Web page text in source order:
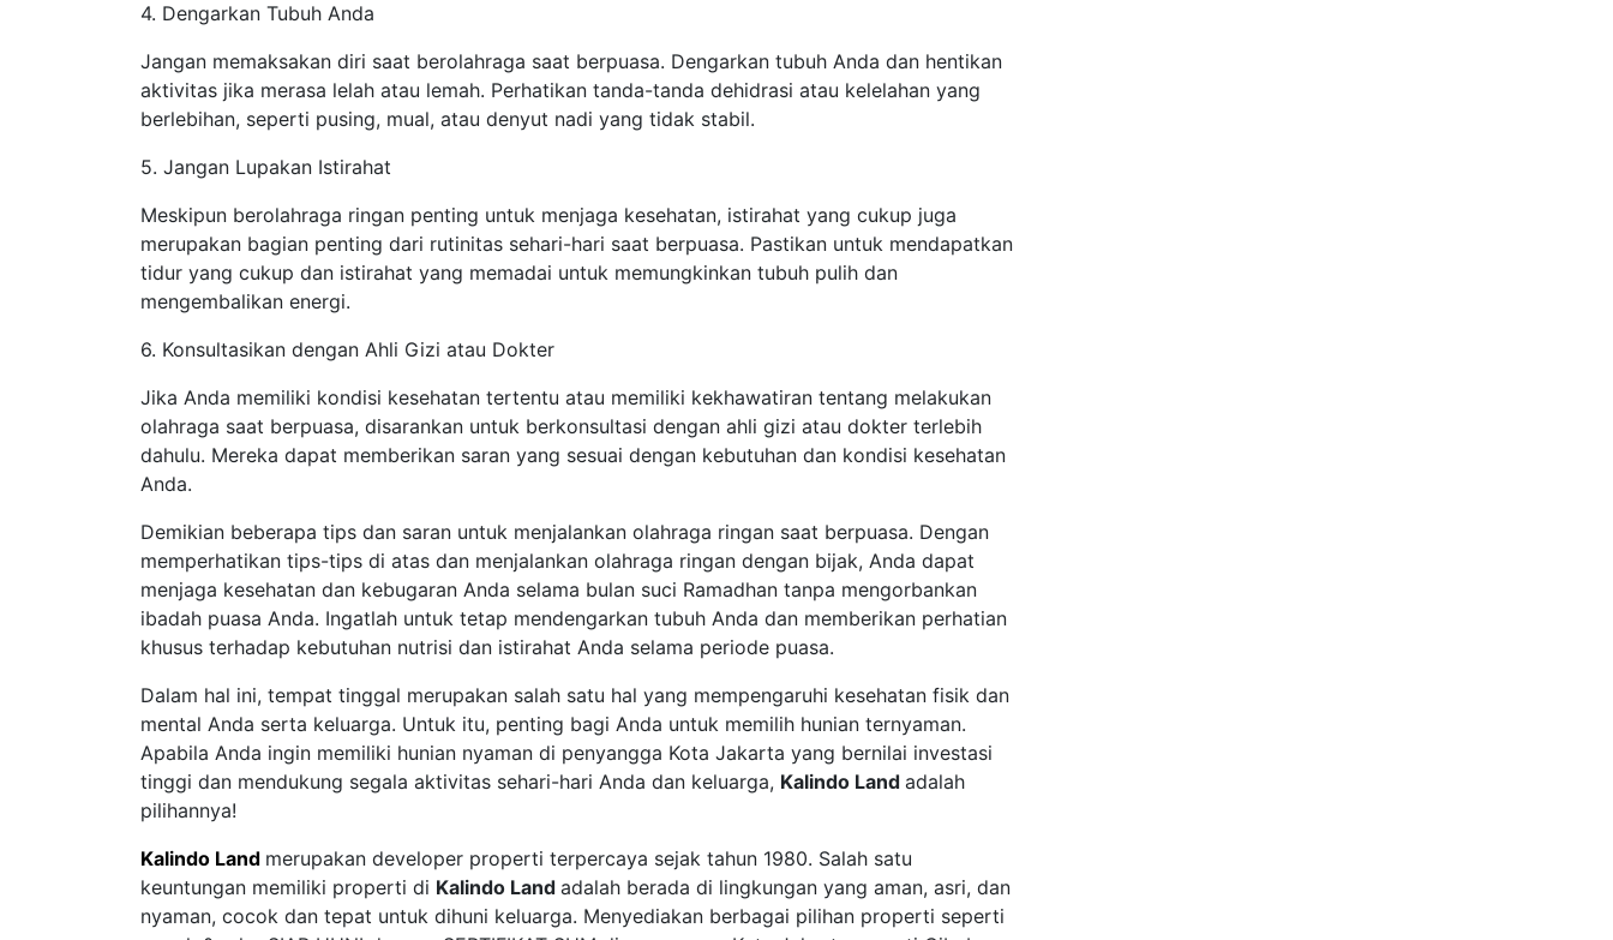
4. Dengarkan Tubuh Anda
Jangan memaksakan diri saat berolahraga saat berpuasa. Dengarkan tubuh Anda dan hentikan
aktivitas jika merasa lelah atau lemah. Perhatikan tanda-tanda dehidrasi atau kelelahan yang
berlebihan, seperti pusing, mual, atau denyut nadi yang tidak stabil.
5. Jangan Lupakan Istirahat
Meskipun berolahraga ringan penting untuk menjaga kesehatan, istirahat yang cukup juga
merupakan bagian penting dari rutinitas sehari-hari saat berpuasa. Pastikan untuk mendapatkan
tidur yang cukup dan istirahat yang memadai untuk memungkinkan tubuh pulih dan
mengembalikan energi.
6. Konsultasikan dengan Ahli Gizi atau Dokter
Jika Anda memiliki kondisi kesehatan tertentu atau memiliki kekhawatiran tentang melakukan
olahraga saat berpuasa, disarankan untuk berkonsultasi dengan ahli gizi atau dokter terlebih
dahulu. Mereka dapat memberikan saran yang sesuai dengan kebutuhan dan kondisi kesehatan
Anda.
Demikian beberapa tips dan saran untuk menjalankan olahraga ringan saat berpuasa. Dengan
memperhatikan tips-tips di atas dan menjalankan olahraga ringan dengan bijak, Anda dapat
menjaga kesehatan dan kebugaran Anda selama bulan suci Ramadhan tanpa mengorbankan
ibadah puasa Anda. Ingatlah untuk tetap mendengarkan tubuh Anda dan memberikan perhatian
khusus terhadap kebutuhan nutrisi dan istirahat Anda selama periode puasa.
Dalam hal ini, tempat tinggal merupakan salah satu hal yang mempengaruhi kesehatan fisik dan
mental Anda serta keluarga. Untuk itu, penting bagi Anda untuk memilih hunian ternyaman.
Apabila Anda ingin memiliki hunian nyaman di penyangga Kota Jakarta yang bernilai investasi
tinggi dan mendukung segala aktivitas sehari-hari Anda dan keluarga, Kalindo Land adalah
pilihannya!
Kalindo Land merupakan developer properti terpercaya sejak tahun 1980. Salah satu
keuntungan memiliki properti di Kalindo Land adalah berada di lingkungan yang aman, asri, dan
nyaman, cocok dan tepat untuk dihuni keluarga. Menyediakan berbagai pilihan properti seperti